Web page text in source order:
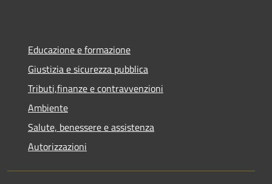
Educazione e formazione
Giustizia e sicurezza pubblica
Tributi,finanze e contravvenzioni
Ambiente
Salute, benessere e assistenza
Autorizzazioni